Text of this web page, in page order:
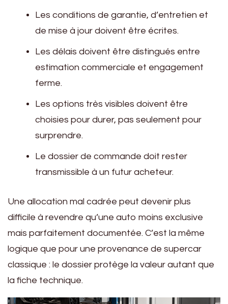
Les conditions de garantie, d’entretien et
de mise à jour doivent être écrites.
Les délais doivent être distingués entre
estimation commerciale et engagement
ferme.
Les options très visibles doivent être
choisies pour durer, pas seulement pour
surprendre.
Le dossier de commande doit rester
transmissible à un futur acheteur.
Une allocation mal cadrée peut devenir plus
difficile à revendre qu’une auto moins exclusive
mais parfaitement documentée. C’est la même
logique que pour une provenance de supercar
classique : le dossier protège la valeur autant que
la fiche technique.